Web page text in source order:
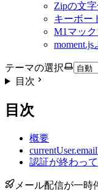
Zipの文
キーボー
M1マッ
moment.js
テーマの選択
目次
目次
概要
認証が終わっ
メール配信が一時